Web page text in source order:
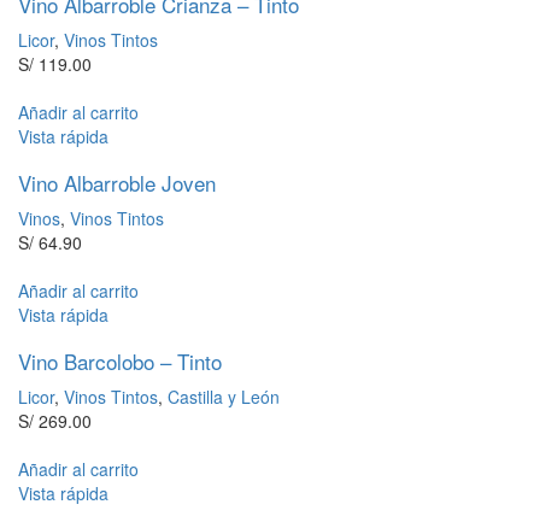
Licor, Vinos Tintos
S/ 119.00
Añadir al carrito
Vista rápida
Vino Albarroble Joven
Vinos, Vinos Tintos
S/ 64.90
Añadir al carrito
Vista rápida
Vino Barcolobo – Tinto
Licor, Vinos Tintos, Castilla y León
S/ 269.00
Añadir al carrito
Vista rápida